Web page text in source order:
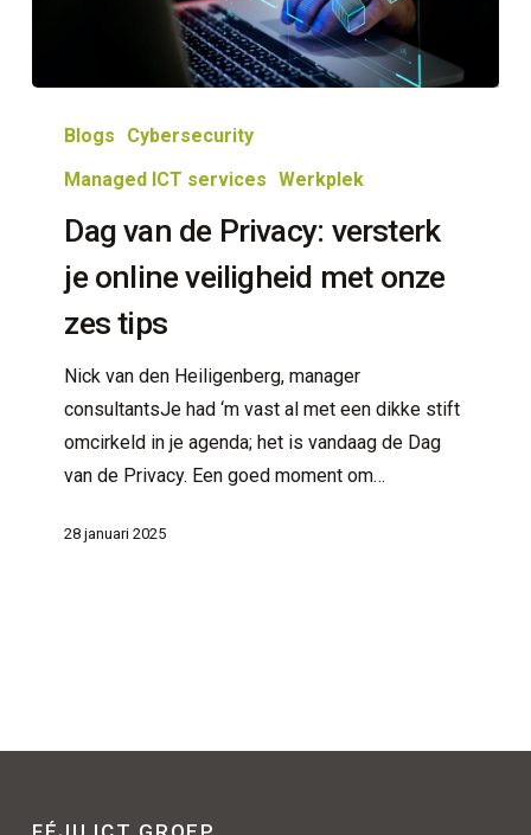
versterk
online
veiligheid
onze
Blogs
Cybersecurity
Managed ICT services
Werkplek
Dag van de Privacy: versterk
je online veiligheid met onze
zes tips
Nick van den Heiligenberg, manager
consultantsJe had ‘m vast al met een dikke stift
omcirkeld in je agenda; het is vandaag de Dag
van de Privacy. Een goed moment om…
28 januari 2025
ICT services
netwerkinfrastructuur